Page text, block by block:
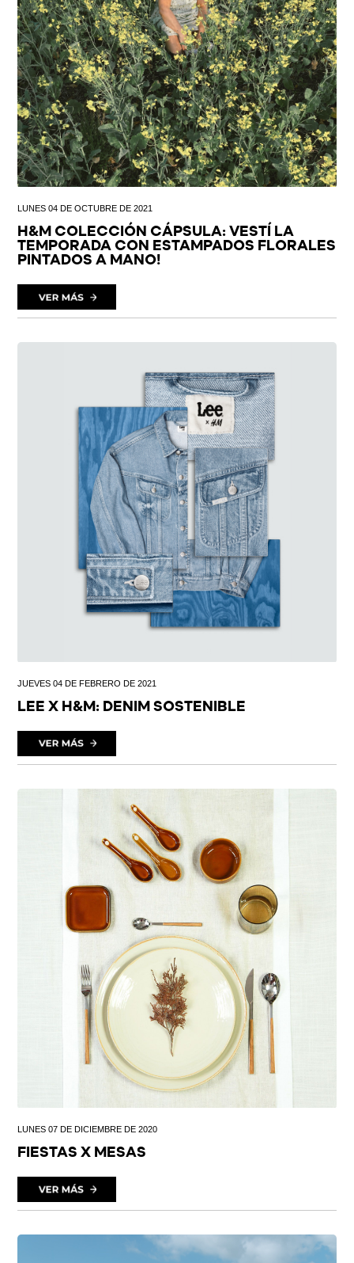
LUNES 04 DE OCTUBRE DE 2021
H&M COLECCIÓN CÁPSULA: VESTÍ LA
TEMPORADA CON ESTAMPADOS FLORALES
PINTADOS A MANO!
JUEVES 04 DE FEBRERO DE 2021
LEE X H&M: DENIM SOSTENIBLE
LUNES 07 DE DICIEMBRE DE 2020
FIESTAS X MESAS